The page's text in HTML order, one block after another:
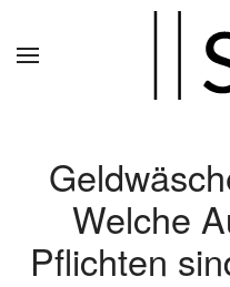
Welche
Pflichten